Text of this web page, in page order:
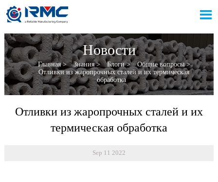

Новости
Главная> Знания> Блоги> Общие вопросы>
Отливки из жаропрочных сталей и их термическая
обработка
Отливки из жаропрочных сталей и их
термическая обработка
Sep 11 2022